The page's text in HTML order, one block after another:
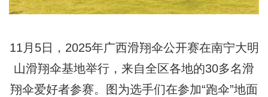
11月5日，2025年广西滑翔伞公开赛在南宁大明
山滑翔伞基地举行，来自全区各地的30多名滑
翔伞爱好者参赛。图为选手们在参加“跑伞”地面